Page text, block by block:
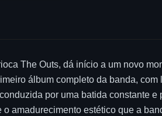
The Outs, dá início a um novo
álbum completo da banda,
por uma batida constante
amadurecimento estético que a